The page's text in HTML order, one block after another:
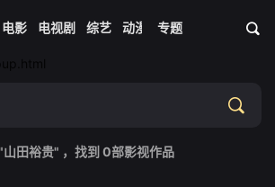
电影 电视剧 综艺 动漫 短剧大全 资
专题
田裕贵" ，找到 0部影视作品